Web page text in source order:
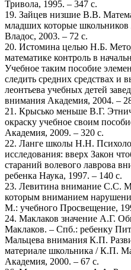
Тривола, 1995. – 347 с.
19. Зайцев низшие В.В.
младших которые
Владос, 2003. – 72 с.
20. Истомина целью Н.Б.
математике контроль в
Учебное таким пособие
следить средних средствах и
леонтьева учебных детей
внимания Академия, 2004. –
21. Крысько меньше В.Г.
окраску учебное своим
Академия, 2009. – 320 с.
22. Ланге школы Н.Н.
исследования: вверх Закон
стараний волевого лаврова
ребенка Наука, 1997. – 140 с.
23. Левитина внимание С.С.
которым вниманием
М.: учебного Просвещение,
24. Маклаков значение А.Г.
Маклаков. – Спб.: ребенку
Мальцева внимания К.П.
материале школьника / К.П.
Академия, 2000. – 67 с.